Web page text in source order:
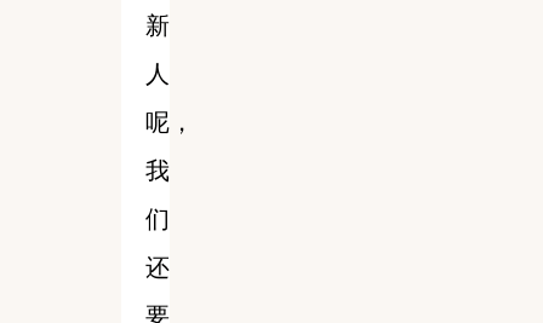
新
人
呢，
我
们
还
要